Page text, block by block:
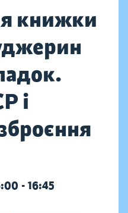
книжки
і
- 16:45